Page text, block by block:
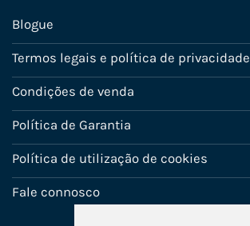
Blogue
Termos legais e política de privacidade
Condições de venda
Política de Garantia
Política de utilização de cookies
Fale connosco